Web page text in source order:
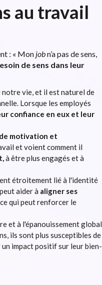
au travail
: « Mon jobn’a pas de sens,
de sens dans leur
vie, et il est naturel de
Lorsque les employés
confiance en eux et leur
motivation et
et voient comment il
à être plus engagés et à
étroitement lié à l'identité
aider à aligner ses
qui peut renforcer le
et à l'épanouissement global
ils sont plus susceptibles de
impact positif sur leur bien-